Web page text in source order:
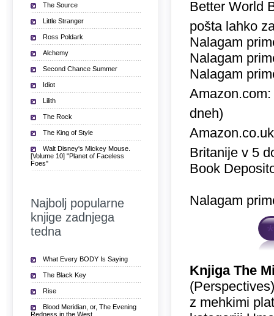
Better World
pošta lahko
Nalagam
Nalagam
Nalagam
Amazon.com:
dneh)
Britanije v 5
Book
Nalagam
Knjiga The
z mehkimi
The Source
Little Stranger
Ross Poldark
Alchemy
Second Chance Summer
Idiot
Lilith
The Rock
The King of Style
Walt Disney's Mickey Mouse.
[Volume 10] "Planet of Faceless
Foes"
Najbolj popularne
knjige zadnjega
tedna
What Every BODY Is Saying
The Black Key
Rise
Blood Meridian, or, The Evening
Redness in the West